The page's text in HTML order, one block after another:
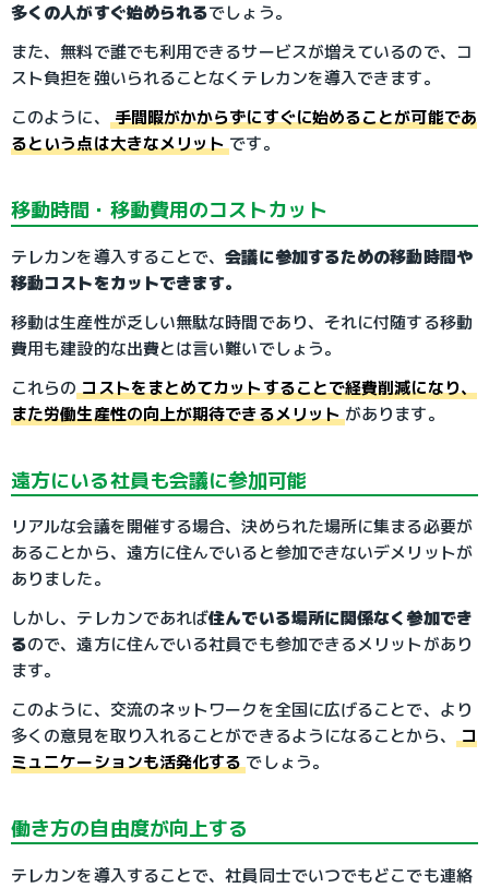
多くの人がすぐ始められるでしょう。
また、無料で誰でも利用できるサービスが増えているので、コ
スト負担を強いられることなくテレカンを導入できます。
このように、
手間暇がかからずにすぐに始めることが可能であ
るという点は大きなメリット です。
移動時間・移動費用のコストカット
テレカンを導入することで、会議に参加するための移動時間や
移動コストをカットできます。
移動は生産性が乏しい無駄な時間であり、それに付随する移動
費用も建設的な出費とは言い難いでしょう。
これらのコストをまとめてカットすることで経費削減になり、
また労働生産性の向上が期待できるメリット があります。
遠方にいる社員も会議に参加可能
リアルな会議を開催する場合、決められた場所に集まる必要が
あることから、遠方に住んでいると参加できないデメリットが
ありました。
しかし、テレカンであれば住んでいる場所に関係なく参加でき
るので、遠方に住んでいる社員でも参加できるメリットがあり
ます。
このように、交流のネットワークを全国に広げることで、より
多くの意見を取り入れることができるようになることから、
コ
ミュニケーションも活発化する でしょう。
働き方の自由度が向上する
テレカンを導入することで、社員同士でいつでもどこでも連絡